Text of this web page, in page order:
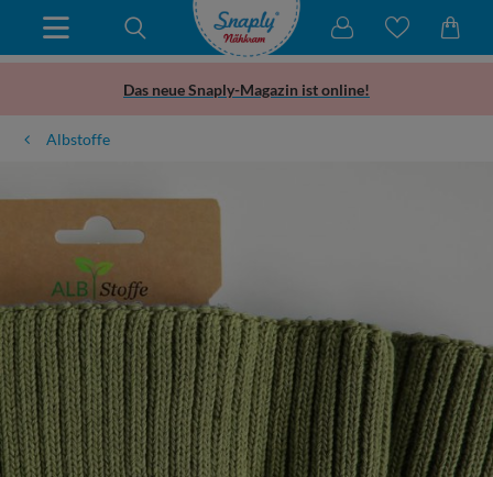
Das neue Snaply-Magazin ist online!
Albstoffe